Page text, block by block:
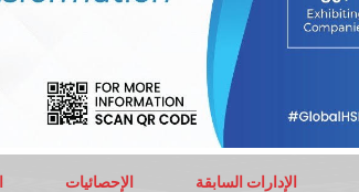
الإدارات السابقة الإحصائيات